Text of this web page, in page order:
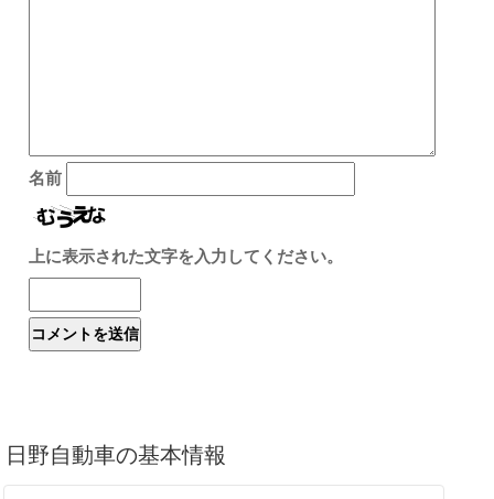
名前
上に表示された文字を入力してください。
日野自動車の基本情報